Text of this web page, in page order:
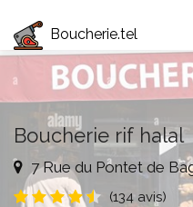
Boucherie.tel
Boucherie rif halal
7 Rue du Pontet de
(134 avis)